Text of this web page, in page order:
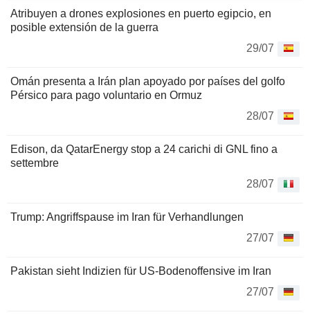
Atribuyen a drones explosiones en puerto egipcio, en
posible extensión de la guerra
29/07
Omán presenta a Irán plan apoyado por países del golfo
Pérsico para pago voluntario en Ormuz
28/07
Edison, da QatarEnergy stop a 24 carichi di GNL fino a
settembre
28/07
Trump: Angriffspause im Iran für Verhandlungen
27/07
Pakistan sieht Indizien für US-Bodenoffensive im Iran
27/07